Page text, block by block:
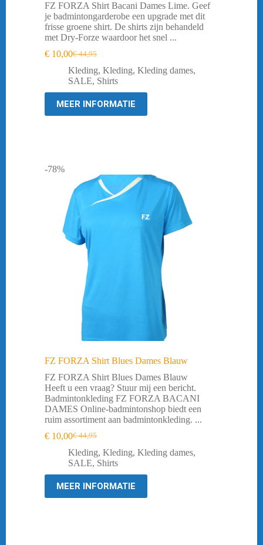
FZ FORZA Shirt Bacani Dames Lime. Geef
je badmintongarderobe een upgrade met dit
frisse groene shirt. De shirts zijn behandeld
met Dry-Forze waardoor het snel ...
€44,95
Oorspronkelijke
prijs
was:
€ 44,95.
€ 10,00Huidige
prijs
is:
€ 10,00.
Kleding, Kleding, Kleding dames,
SALE, Shirts
MEER INFORMATIE
-78%
FZ FORZA Shirt Blues Dames Blauw
FZ FORZA Shirt Blues Dames Blauw
Heeft u een vraag? Stuur mij een bericht.
Badmintonkleding FZ FORZA BACANI
DAMES Online-badmintonshop biedt een
ruim assortiment aan badmintonkleding. ...
€44,95
Oorspronkelijke
prijs
was:
€ 10,00Huidige
prijs
is:
Kleding, Kleding, Kleding dames,
SALE, Shirts
MEER INFORMATIE